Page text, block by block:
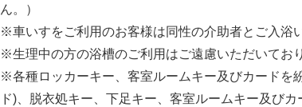
ん。）
※車いすをご利用のお客様は同性の介助者とご入浴
※生理中の方の浴槽のご利用はご遠慮いただいてお
※各種ロッカーキー、客室ルームキー及びカードを
ド)、脱衣処キー、下足キー、客室ルームキー及び